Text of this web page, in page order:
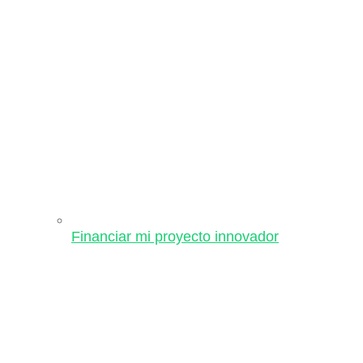
Financiar mi proyecto innovador